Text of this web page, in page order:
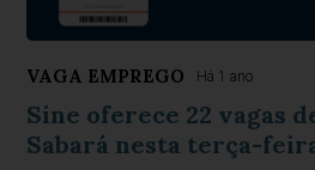
VAGA EMPREGO Há 1 ano
Sine oferece 22 vagas
Sabará nesta terça-